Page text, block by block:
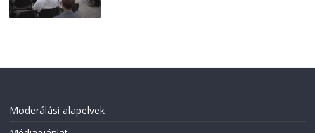
Moderálási alapelvek